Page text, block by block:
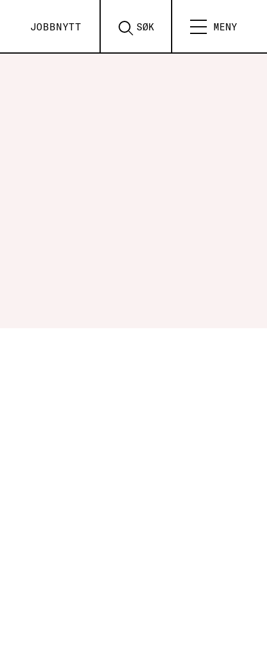
JOBBNYTT SØK MENY